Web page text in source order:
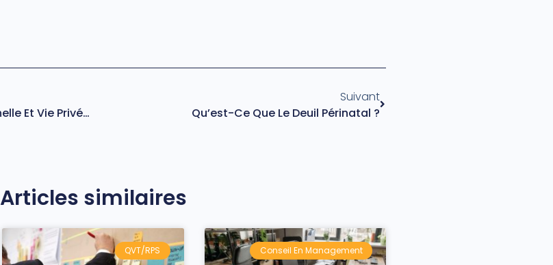
Comment Concilier Vie Professionnelle Et Vie Privée ?
Suivant
Qu’est-Ce Que Le Deuil Périnatal ?
Articles similaires
QVT/RPS Conseil En Management